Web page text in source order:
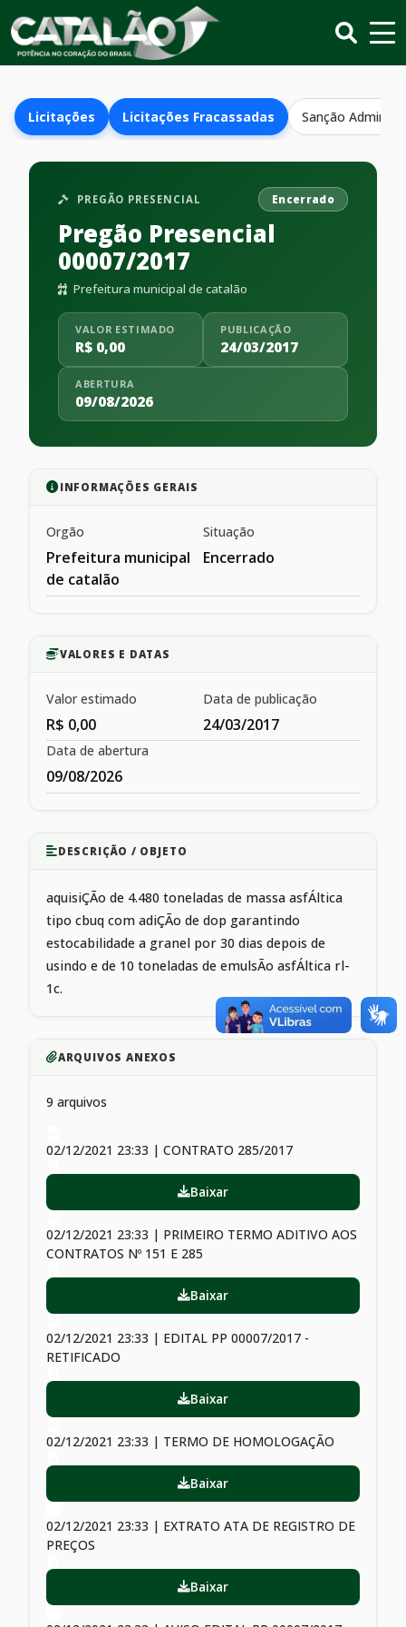
Licitações Licitações Fracassadas Sanção
PREGÃO PRESENCIAL Encerrado
Pregão Presencial
00007/2017
Prefeitura municipal de catalão
VALOR ESTIMADO
R$ 0,00
PUBLICAÇÃO
24/03/2017
ABERTURA
09/08/2026
INFORMAÇÕES GERAIS
Orgão
Prefeitura municipal
de catalão
Situação
Encerrado
VALORES E DATAS
Valor estimado
R$ 0,00
Data de publicação
24/03/2017
Data de abertura
09/08/2026
DESCRIÇÃO / OBJETO
aquisiÇÃo de 4.480 toneladas de massa asfÁltica
tipo cbuq com adiÇÃo de dop garantindo
estocabilidade a granel por 30 dias depois de
usindo e de 10 toneladas de emulsÃo asfÁltica rl-
1c.
ARQUIVOS ANEXOS
9 arquivos
02/12/2021 23:33 | CONTRATO 285/2017
Baixar
02/12/2021 23:33 | PRIMEIRO TERMO ADITIVO AOS
CONTRATOS Nº 151 E 285
Baixar
02/12/2021 23:33 | EDITAL PP 00007/2017 -
RETIFICADO
Baixar
02/12/2021 23:33 | TERMO DE HOMOLOGAÇÃO
Baixar
02/12/2021 23:33 | EXTRATO ATA DE REGISTRO DE
PREÇOS
Baixar